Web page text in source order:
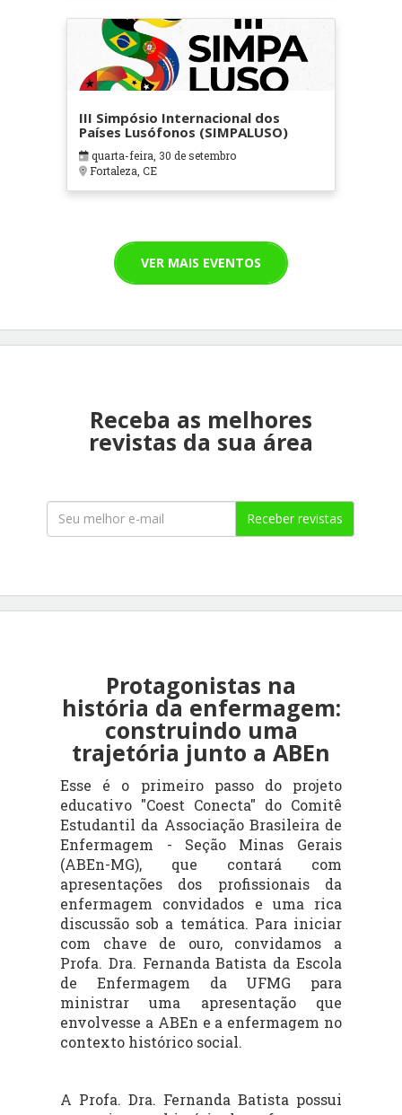
III Simpósio Internacional dos
Países Lusófonos (SIMPALUSO)
quarta-feira, 30 de setembro
Fortaleza, CE
VER MAIS EVENTOS
Receba as melhores
revistas da sua área
Receber revistas
Protagonistas na
história da enfermagem:
construindo uma
trajetória junto a ABEn
Esse é o primeiro passo do projeto
educativo "Coest Conecta" do Comitê
Estudantil da Associação Brasileira de
Enfermagem - Seção Minas Gerais
(ABEn-MG), que contará com
apresentações dos profissionais da
enfermagem convidados e uma rica
discussão sob a temática. Para iniciar
com chave de ouro, convidamos a
Profa. Dra. Fernanda Batista da Escola
de Enfermagem da UFMG para
ministrar uma apresentação que
envolvesse a ABEn e a enfermagem no
contexto histórico social.
A Profa. Dra. Fernanda Batista possui